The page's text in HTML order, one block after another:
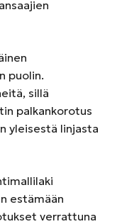
puolin.
sillä
palkankorotus
yleisestä linjasta
estämään
verrattuna